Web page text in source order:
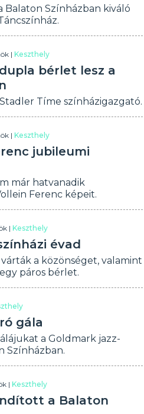
Balaton Színházban kiváló
|Keszthely
bérlet lesz a
Tíme színházigazgató.
|Keszthely
jubileumi
már hatvanadik
Ferenc képeit.
|Keszthely
évad
a közönséget, valamint
páros bérlet.
gála
a Goldmark jazz-
Színházban.
|Keszthely
a Balaton